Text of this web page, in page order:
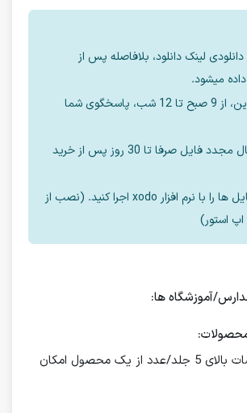
لینک دانلود، بلافاصله پس از
میشود.
پشتیبانی آنلاین، از 9 صبح تا 12 شب، پاسخگوی شما
پشتیبانی ارسال مجدد فایل صرفا تا 30 روز پس از خرید
در موبایل: فایل ها را با نرم افزار xodo اجرا کنید. (نصب از
اپ استور)
آموزشگاه ها:
✅ صرفا در سفارشات بالای 5 جلد/عدد از یک محصول امکان